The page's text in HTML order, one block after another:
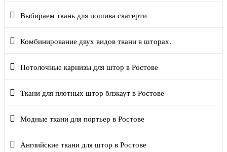
Выбираем ткань для пошива скатерти
Комбинирование двух видов ткани в шторах.
Потолочные карнизы для штор в Ростове
Ткани для плотных штор блэкаут в Ростове
Модные ткани для портьер в Ростове
Английские ткани для штор в Ростове